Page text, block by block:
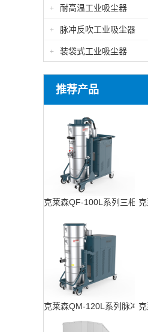
+ 耐高温工业吸尘器
+ 脉冲反吹工业吸尘器
+ 装袋式工业吸尘器
推荐产品
克莱森QF-100L系列三相工
克莱森QM-120L系列脉冲